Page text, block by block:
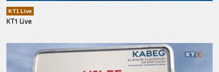
KT1 Live
KT1 Live